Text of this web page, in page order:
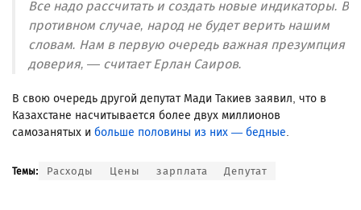
Все надо рассчитать и создать новые индикаторы. В
противном случае, народ не будет верить нашим
словам. Нам в первую очередь важная презумпция
доверия, — считает Ерлан Саиров.
В свою очередь другой депутат Мади Такиев заявил, что в
Казахстане насчитывается более двух миллионов
самозанятых и больше половины из них — бедные.
Темы: Расходы Цены зарплата Депутат